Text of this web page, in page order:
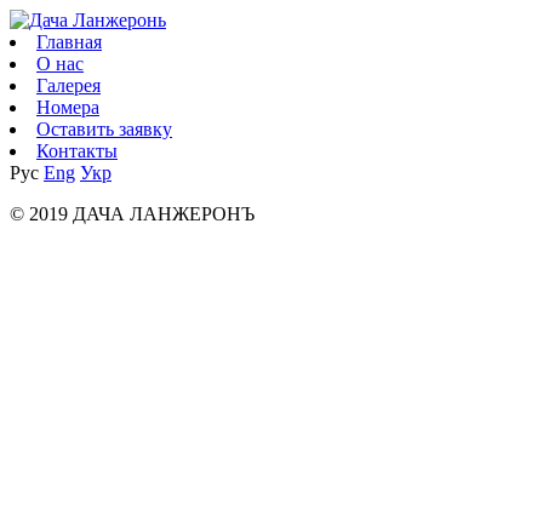
Главная
О нас
Галерея
Номера
Оставить заявку
Контакты
Рус Eng Укр
© 2019 ДАЧА ЛАНЖЕРОНЪ